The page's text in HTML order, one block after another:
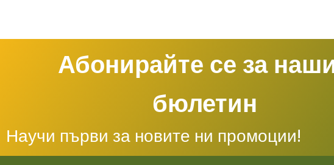
Абонирайте се за
бюлетин
Научи първи за новите ни промоции!